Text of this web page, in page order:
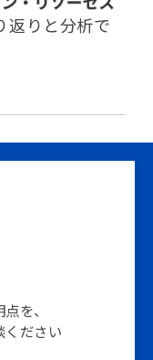
返りと分析で
を、
ください